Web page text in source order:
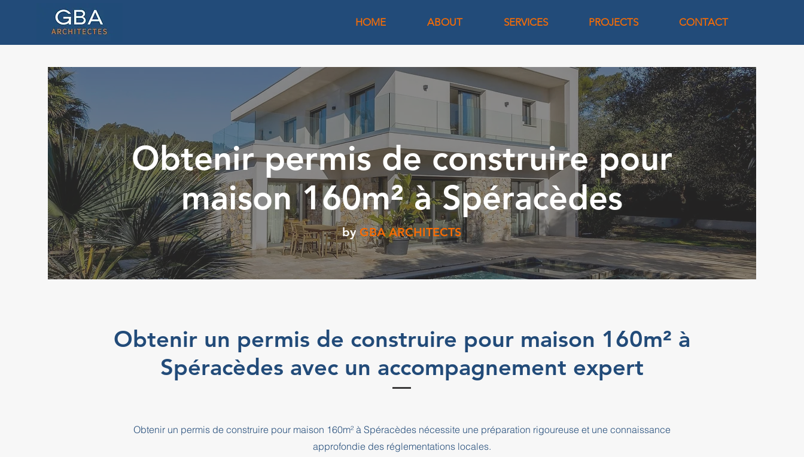
HOME ABOUT SERVICES PROJECTS CONTACT
Obtenir permis de construire pour
maison 160m² à Spéracèdes
by GBA ARCHITECTS
Obtenir un permis de construire pour maison 160m² à
Spéracèdes avec un accompagnement expert
Obtenir un permis de construire pour maison 160m² à Spéracèdes nécessite une préparation rigoureuse et une connaissance
approfondie des réglementations locales.